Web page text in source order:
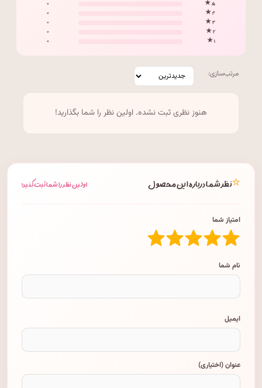
۵ ★
۰
۴ ★
۰
۳ ★
۰
۲ ★
۰
۱ ★
۰
مرتب‌سازی:
هنوز نظری ثبت نشده. اولین نظر را شما بگذارید!
⭐نظر شما درباره این محصول اولین نظر را شما ثبت کنید!
امتیاز شما
نام شما
ایمیل
عنوان (اختیاری)